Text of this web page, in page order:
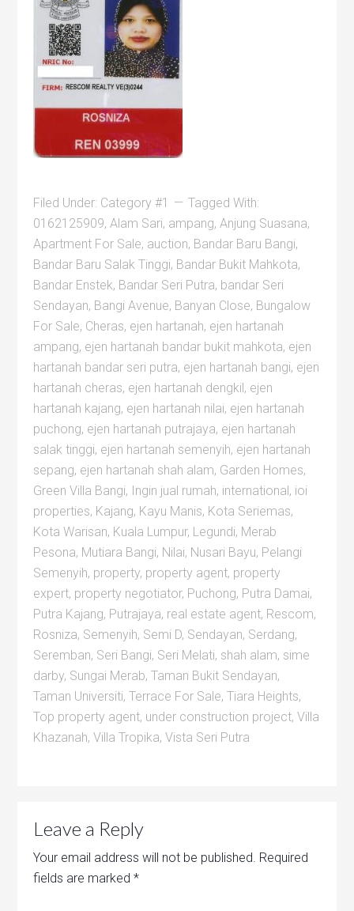
Filed Under: Category #1
Tagged With:
0162125909,Alam Sari, ampang,Anjung Suasana,
Apartment For Sale, auction, Bandar Baru Bangi,
Bandar Baru Salak Tinggi, Bandar Bukit Mahkota,
Bandar Enstek, Bandar Seri Putra, bandar Seri
Sendayan, Bangi Avenue, Banyan Close, Bungalow
For Sale, Cheras, ejen hartanah, ejen hartanah
ampang, ejen hartanah bandar bukit mahkota, ejen
hartanah bandar seri putra, ejen hartanah bangi, ejen
hartanah cheras, ejen hartanah dengkil, ejen
hartanah kajang, ejen hartanah nilai, ejen hartanah
puchong, ejen hartanah putrajaya, ejen hartanah
salak tinggi, ejen hartanah semenyih, ejen hartanah
sepang, ejen hartanah shah alam, Garden Homes,
Green Villa Bangi, Ingin jual rumah, international, ioi
properties, Kajang, Kayu Manis, Kota Seriemas,
Kota Warisan, Kuala Lumpur, Legundi, Merab
Pesona, Mutiara Bangi, Nilai, Nusari Bayu, Pelangi
Semenyih, property, property agent, property
expert, property negotiator, Puchong, Putra Damai,
Putra Kajang, Putrajaya, real estate agent, Rescom,
Rosniza, Semenyih, Semi D, Sendayan, Serdang,
Seremban, Seri Bangi, Seri Melati, shah alam, sime
darby, Sungai Merab,Taman Bukit Sendayan,
Taman Universiti,Terrace For Sale,Tiara Heights,
Top property agent, under construction project,Villa
Khazanah,Villa Tropika,Vista Seri Putra
Leave a Reply
Your email address will not be published. Required
fields are marked*